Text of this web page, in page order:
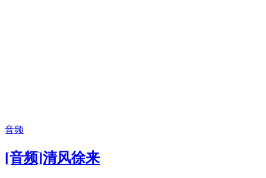
音频
[音频]清风徐来